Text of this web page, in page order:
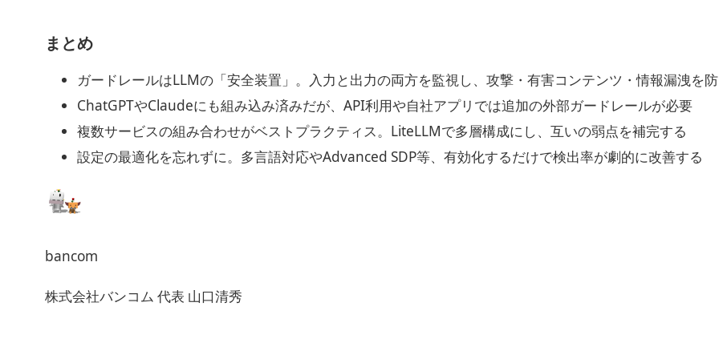
まとめ
ガードレールはLLMの「安全装置」。入力と出力の両方を監視し、攻撃・有害コンテンツ・情報漏洩を
ChatGPTやClaudeにも組み込み済みだが、API利用や自社アプリでは追加の外部ガードレールが必要
複数サービスの組み合わせがベストプラクティス。LiteLLMで多層構成にし、互いの弱点を補完する
設定の最適化を忘れずに。多言語対応やAdvanced SDP等、有効化するだけで検出率が劇的に改善する
bancom
株式会社バンコム 代表 山口清秀